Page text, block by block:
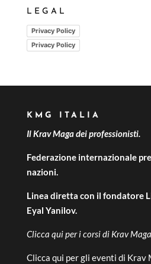
LEGAL
Privacy Policy
Privacy Policy
KMG ITALIA
Il Krav Maga dei professionisti.
Federazione internazionale
nazioni.
Linea diretta con il fondatore
Eyal Yanilov.
Clicca qui per icorsi di Krav
Clicca qui per gli eventi di Krav